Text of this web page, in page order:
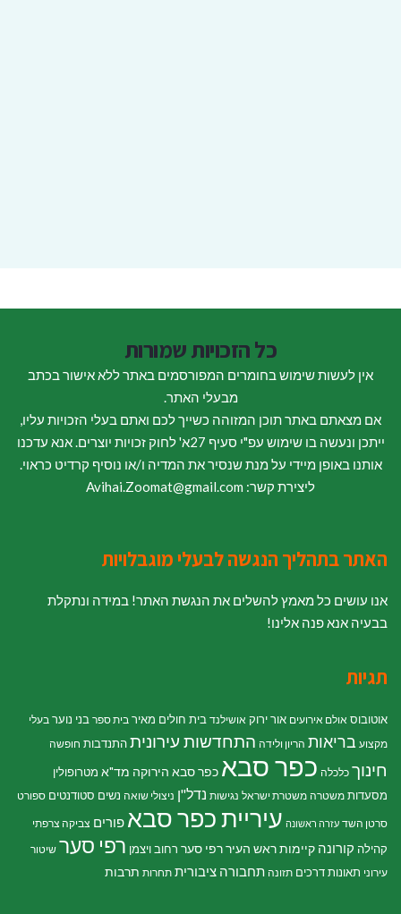
כל הזכויות שמורות
אין לעשות שימוש בחומרים המפורסמים באתר ללא אישור בכתב
מבעלי האתר.
אם מצאתם באתר תוכן המזוהה כשייך לכם ואתם בעלי הזכויות עליו,
ייתכן ונעשה בו שימוש עפ"י סעיף 27א' לחוק זכויות יוצרים. אנא עדכנו
אותנו באופן מיידי על מנת שנסיר את המדיה ו/או נוסיף קרדיט כראוי.
ליצירת קשר: Avihai.Zoomat@gmail.com
האתר בתהליך הנגשה לבעלי מוגבלויות
אנו עושים כל מאמץ להשלים את הנגשת האתר! במידה ונתקלת
בבעיה אנא פנה אלינו!
תגיות
אוטובוס אולם אירועים אור ירוק אושילנד בית חולים מאיר בית ספר בני נוער בעלי
מקצוע בריאות הריון ולידה התחדשות עירוניתהתנדבות חופשה
חינוך כלכלה כפר סבא כפר סבא הירוקה מד"א מטרופולין
מסעדות משטרה משטרת ישראל נגישות נדל"ן ניצולי שואה נשים סטודנטים ספורט
סרטן השד עזרה ראשונה עיריית כפר סבא פורים צביקה צרפתי
קהילה קורונה קיימותראש העיר רפי סער רחוב ויצמן רפי סער שיטור
עירוני תאונות דרכים תזונה תחבורה ציבורית תחרות תרבות